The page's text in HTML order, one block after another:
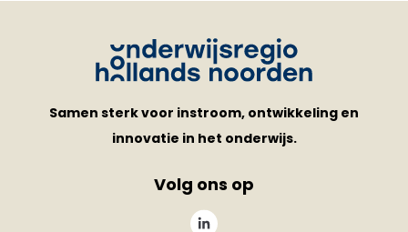
Samen sterk voor instroom, ontwikkeling en
innovatie in het onderwijs.
Volg ons op